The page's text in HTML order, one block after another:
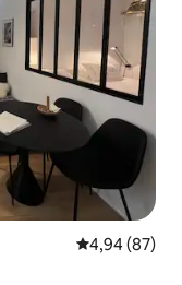
5 üzerinden
4,94 (87)